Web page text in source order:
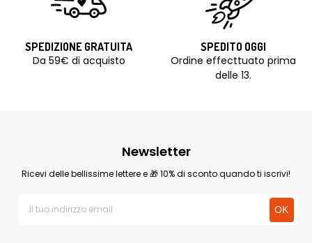
SPEDIZIONE GRATUITA
Da 59€ di acquisto
SPEDITO OGGI
Ordine effecttuato prima
delle 13.
Newsletter
Ricevi delle bellissime lettere e 🎁 10% di sconto quando ti iscrivi!